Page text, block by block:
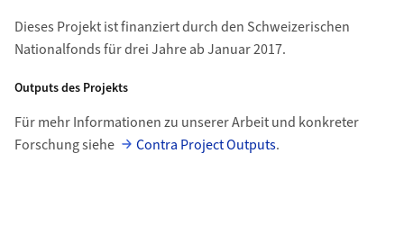
Dieses Projekt ist finanziert durch den Schweizerischen
Nationalfonds für drei Jahre ab Januar 2017.
Outputs des Projekts
Für mehr Informationen zu unserer Arbeit und konkreter
Forschung siehe
Contra Project Outputs.